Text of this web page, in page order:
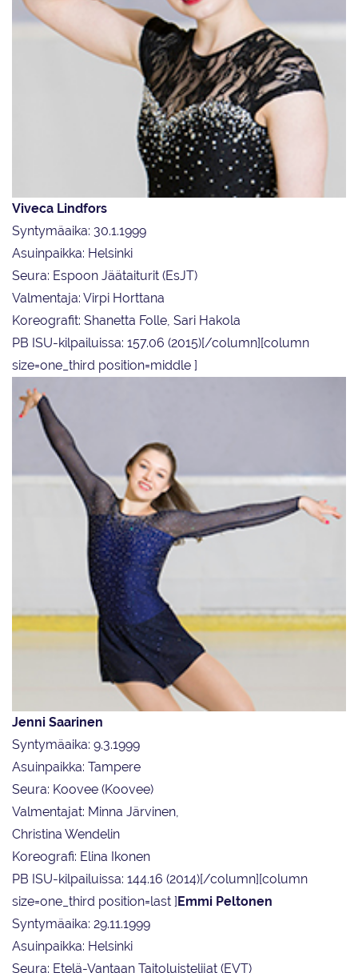
Viveca Lindfors
Syntymäaika: 30.1.1999
Asuinpaikka: Helsinki
Seura: Espoon Jäätaiturit (EsJT)
Valmentaja: Virpi Horttana
Koreografit: Shanetta Folle, Sari Hakola
PB ISU-kilpailuissa: 157.06 (2015)[/column][column
size=one_third position=middle ]
Jenni Saarinen
Syntymäaika: 9.3.1999
Asuinpaikka: Tampere
Seura: Koovee (Koovee)
Valmentajat: Minna Järvinen,
Christina Wendelin
Koreografi: Elina Ikonen
PB ISU-kilpailuissa: 144.16 (2014)[/column][column
size=one_third position=last ]Emmi Peltonen
Syntymäaika: 29.11.1999
Asuinpaikka: Helsinki
Seura: Etelä-Vantaan Taitoluistelijat (EVT)